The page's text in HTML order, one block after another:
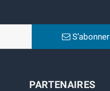
S’abonner
PARTENAIRES